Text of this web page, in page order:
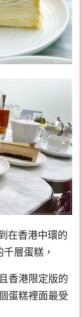
在香港中環的
層蛋糕，
香港限定版的
蛋糕裡面最受